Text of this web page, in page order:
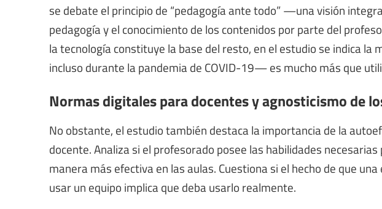
se debate el principio de “pedagogía ante todo” —una visión
pedagogía y el conocimiento de los contenidos por parte del
la tecnología constituye la base del resto, en el estudio se indica
incluso durante la pandemia de COVID-19— es mucho más que
Normas digitales para docentes y agnosticismo de
No obstante, el estudio también destaca la importancia de la
docente. Analiza si el profesorado posee las habilidades
manera más efectiva en las aulas. Cuestiona si el hecho de que
usar un equipo implica que deba usarlo realmente.